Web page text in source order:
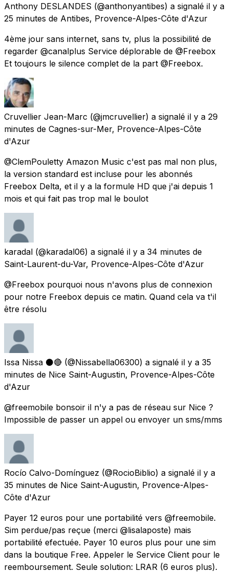
Anthony DESLANDES (@anthonyantibes) a signalé il y a
25 minutes de Antibes, Provence-Alpes-Côte d'Azur
4ème jour sans internet, sans tv, plus la possibilité de
regarder @canalplus Service déplorable de @Freebox
Et toujours le silence complet de la part @Freebox.
Cruvellier Jean-Marc (@jmcruvellier) a signalé il y a 29
minutes de Cagnes-sur-Mer, Provence-Alpes-Côte
d'Azur
@ClemPouletty Amazon Music c'est pas mal non plus,
la version standard est incluse pour les abonnés
Freebox Delta, et il y a la formule HD que j'ai depuis 1
mois et qui fait pas trop mal le boulot
karadal (@karadal06) a signalé il y a 34 minutes de
Saint-Laurent-du-Var, Provence-Alpes-Côte d'Azur
@Freebox pourquoi nous n'avons plus de connexion
pour notre Freebox depuis ce matin. Quand cela va t'il
être résolu
Issa Nissa ⚫🔴 (@Nissabella06300) a signalé il y a 35
minutes de Nice Saint-Augustin, Provence-Alpes-Côte
d'Azur
@freemobile bonsoir il n'y a pas de réseau sur Nice ?
Impossible de passer un appel ou envoyer un sms/mms
Rocío Calvo-Domínguez (@RocioBiblio) a signalé il y a
35 minutes de Nice Saint-Augustin, Provence-Alpes-
Côte d'Azur
Payer 12 euros pour une portabilité vers @freemobile.
Sim perdue/pas reçue (merci @lisalaposte) mais
portabilité efectuée. Payer 10 euros plus pour une sim
dans la boutique Free. Appeler le Service Client pour le
reemboursement. Seule solution: LRAR (6 euros plus).